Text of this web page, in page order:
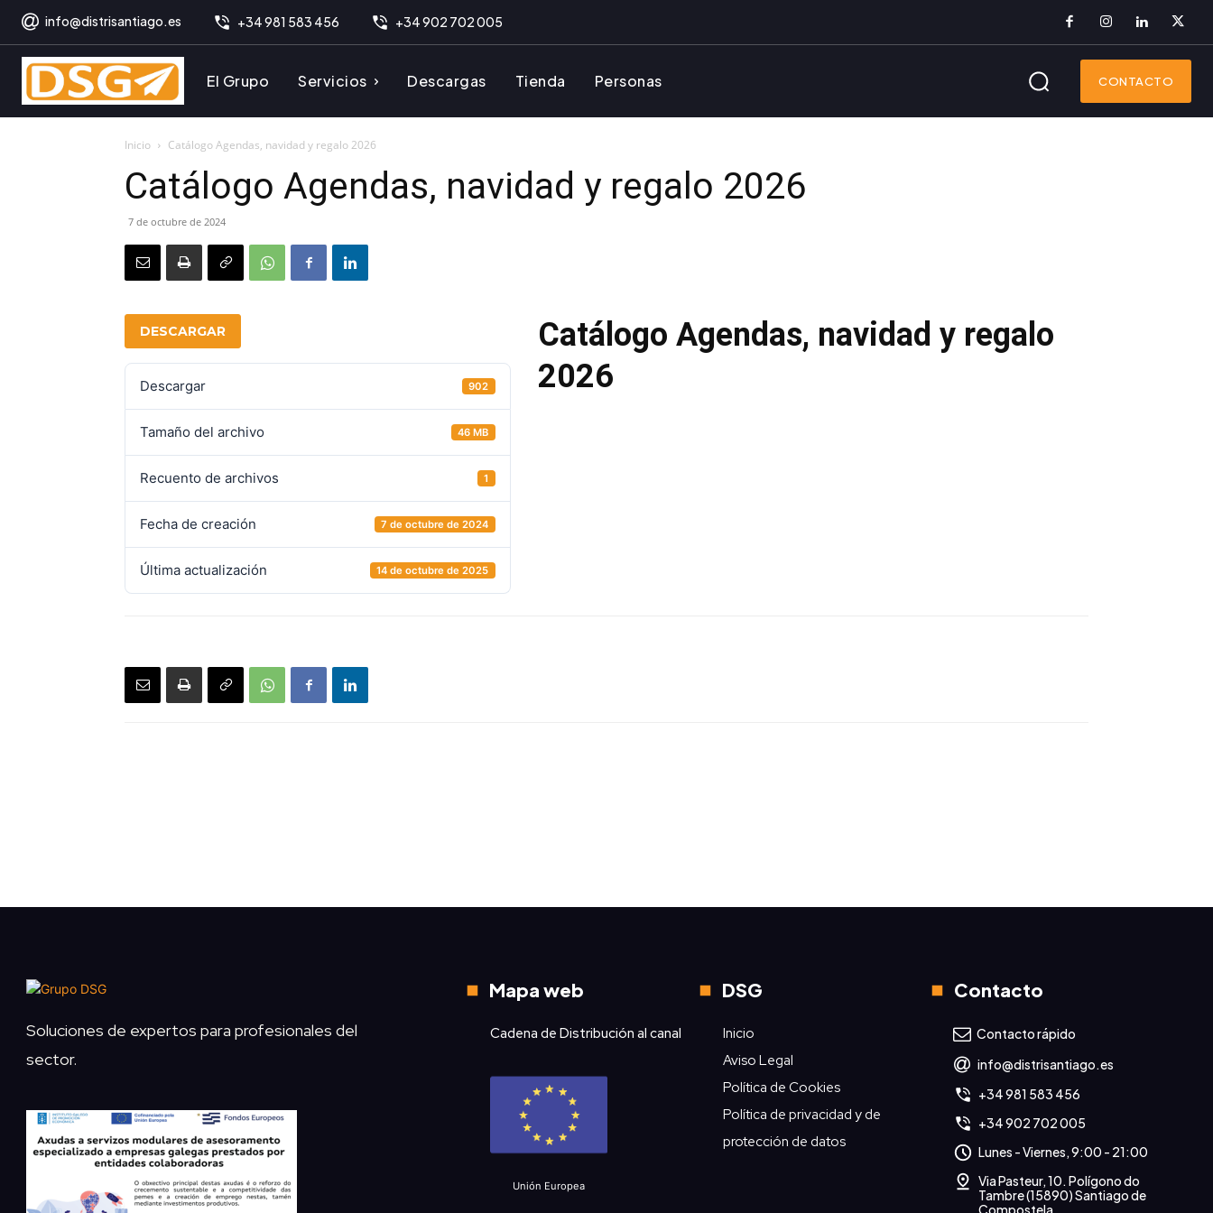
info@distrisantiago.es +34 981 583 456 +34 902 702 005
El Grupo Servicios Descargas Tienda Personas CONTACTO
Inicio Catálogo Agendas, navidad y regalo 2026
Catálogo Agendas, navidad y regalo 2026
7 de octubre de 2024
DESCARGAR
Descargar 902
Tamaño del archivo 46 MB
Recuento de archivos 1
Fecha de creación 7 de octubre de 2024
Última actualización 14 de octubre de 2025
Catálogo Agendas, navidad y regalo
2026
Soluciones de expertos para profesionales del
sector.
Mapa web
Cadena de Distribución al canal
Unión Europea
DSG
Inicio
Aviso Legal
Política de Cookies
Política de privacidad y de
protección de datos
Contacto
Contacto rápido
info@distrisantiago.es
+34 981 583 456
+34 902 702 005
Lunes - Viernes, 9:00 - 21:00
Via Pasteur, 10. Polígono do
Tambre (15890) Santiago de
Compostela.